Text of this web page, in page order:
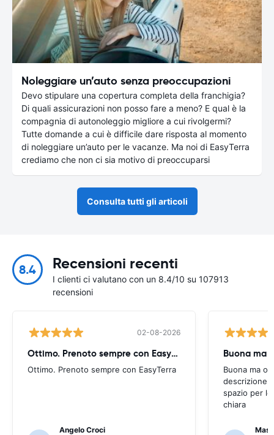
Noleggiare un’auto senza preoccupazioni
Devo stipulare una copertura completa della franchigia?
Di quali assicurazioni non posso fare a meno? E qual è la
compagnia di autonoleggio migliore a cui rivolgermi?
Tutte domande a cui è difficile dare risposta al momento
di noleggiare un’auto per le vacanze. Ma noi di EasyTerra
crediamo che non ci sia motivo di preoccuparsi
Consulta tutti gli articoli
8.4 Recensioni recenti
I clienti ci valutano con un 8.4/10 su 107913
recensioni
02-08-2026
Ottimo. Prenoto sempre con EasyTerra
Ottimo. Prenoto sempre con EasyTerra
Angelo Croci
Buona ma
Buona ma
descrizione
spazio per
chiara